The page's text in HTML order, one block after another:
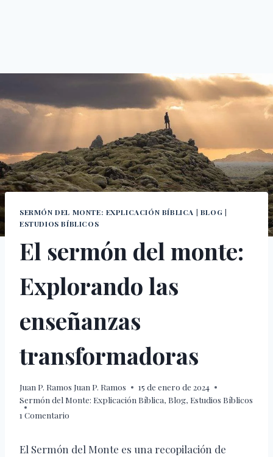
SERMÓN DEL MONTE: EXPLICACIÓN BÍBLICA | BLOG |
ESTUDIOS BÍBLICOS
El sermón del monte:
Explorando las
enseñanzas
transformadoras
Juan P. Ramos Juan P. Ramos
15 de enero de 2024
Sermón del Monte: Explicación Bíblica, Blog, Estudios Bíblicos
1 Comentario
El Sermón del Monte es una recopilación de